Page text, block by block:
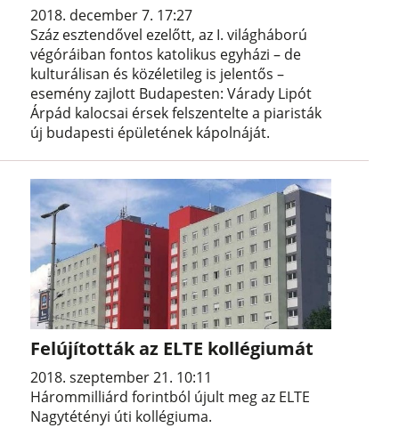
2018. december 7. 17:27
Száz esztendővel ezelőtt, az I. világháború
végóráiban fontos katolikus egyházi – de
kulturálisan és közéletileg is jelentős –
esemény zajlott Budapesten: Várady Lipót
Árpád kalocsai érsek felszentelte a piaristák
új budapesti épületének kápolnáját.
Felújították az ELTE kollégiumát
2018. szeptember 21. 10:11
Hárommilliárd forintból újult meg az ELTE
Nagytétényi úti kollégiuma.